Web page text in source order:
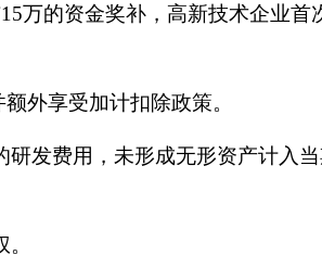
万的资金奖补，高新技术企业首
外享受加计扣除政策。
费用，未形成无形资产计入